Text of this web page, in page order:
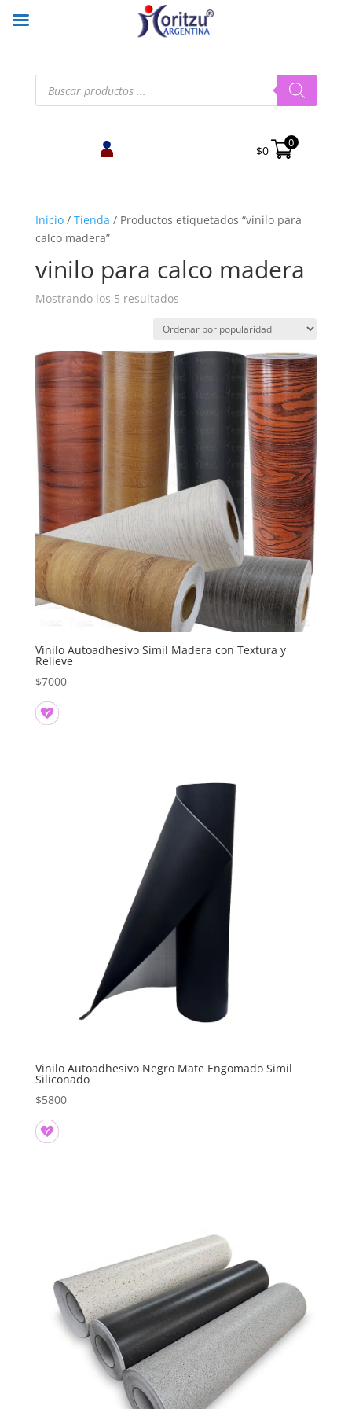
Búsqueda
productos
$0
0
Inicio/ Tienda / Productos etiquetados “vinilo para
calco madera”
vinilo para calco madera
Mostrando los 5 resultadosOrdenado
popularidad
Vinilo Autoadhesivo Simil Madera con Textura y
Relieve
$7000
Vinilo Autoadhesivo Negro Mate Engomado Simil
Siliconado
$5800